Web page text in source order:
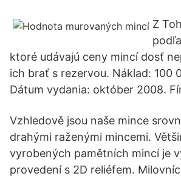
Z
ktoré udávajú ceny mincí dosť
ich brať s rezervou. Náklad: 100
Dátum vydania: október 2008.
Vzhledově jsou naše mince
drahými raženými mincemi.
vyrobených pamětních mincí je
provedení s 2D reliéfem.